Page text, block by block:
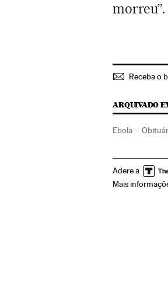
morreu”.
Receba o
ARQUIVADO
Ebola
Sociedade
Adere a
Mais